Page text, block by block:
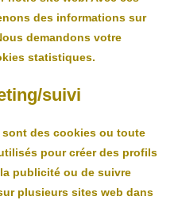
des informations sur
demandons votre
statistiques.
suivi
des cookies ou toute
pour créer des profils
publicité ou de suivre
plusieurs sites web dans